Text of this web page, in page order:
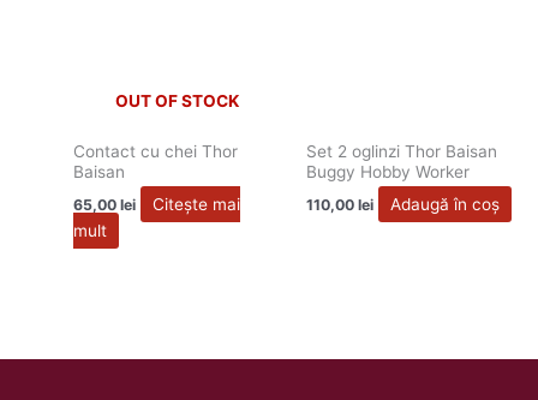
OUT OF STOCK
Contact cu chei Thor
Baisan
65,00lei
Citește mai
mult
Set 2 oglinzi Thor Baisan
Buggy Hobby Worker
110,00 lei Adaugă în coș